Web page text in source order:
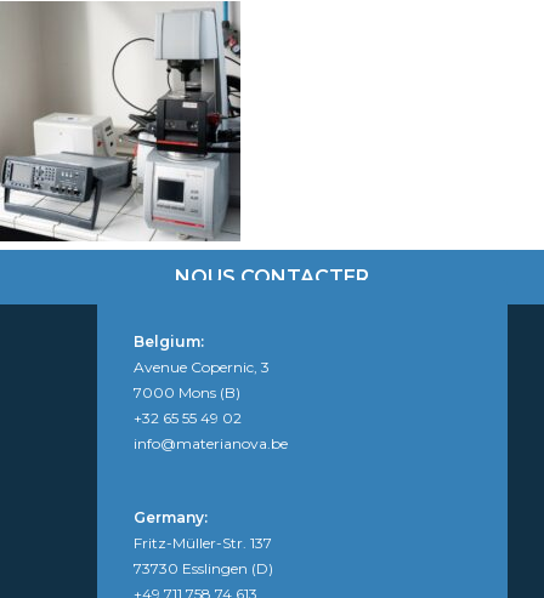
NOUS CONTACTER
Belgium:
Avenue Copernic, 3
7000 Mons (B)
+32 65 55 49 02
info@materianova.be
Germany:
Fritz-Müller-Str. 137
73730 Esslingen (D)
+49 711 758 74 613